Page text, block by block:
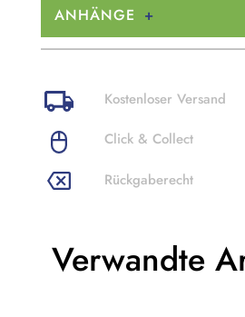
ANHÄNGE
Kostenloser Versand
Click & Collect
Rückgaberecht
Verwandte